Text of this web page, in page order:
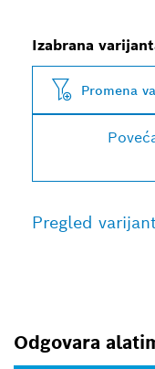
Izabrana
Promena
Pregled
Odgovara